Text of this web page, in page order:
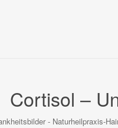
Cortisol –
- Naturheilpraxis-